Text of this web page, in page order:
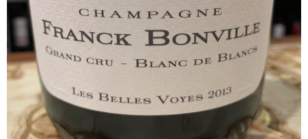
お問い合わせ
お買い物かご